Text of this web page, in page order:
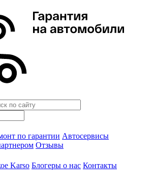
по гарантии Автосервисы
Отзывы
Karso Блогеры о нас Контакты